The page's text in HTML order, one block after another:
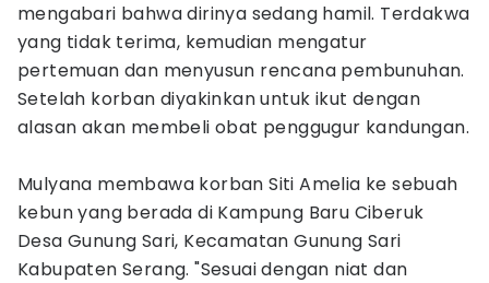
mengabari bahwa dirinya sedang hamil. Terdakwa
yang tidak terima, kemudian mengatur
pertemuan dan menyusun rencana pembunuhan.
Setelah korban diyakinkan untuk ikut dengan
alasan akan membeli obat penggugur kandungan.
Mulyana membawa korban Siti Amelia ke sebuah
kebun yang berada di Kampung Baru Ciberuk
Desa Gunung Sari, Kecamatan Gunung Sari
Kabupaten Serang. "Sesuai dengan niat dan